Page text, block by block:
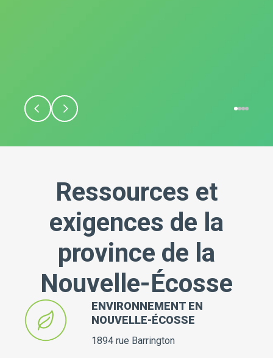
Ressources et
exigences de la
province de la
Nouvelle-Écosse
ENVIRONNEMENT EN
NOUVELLE-ÉCOSSE
1894 rue Barrington